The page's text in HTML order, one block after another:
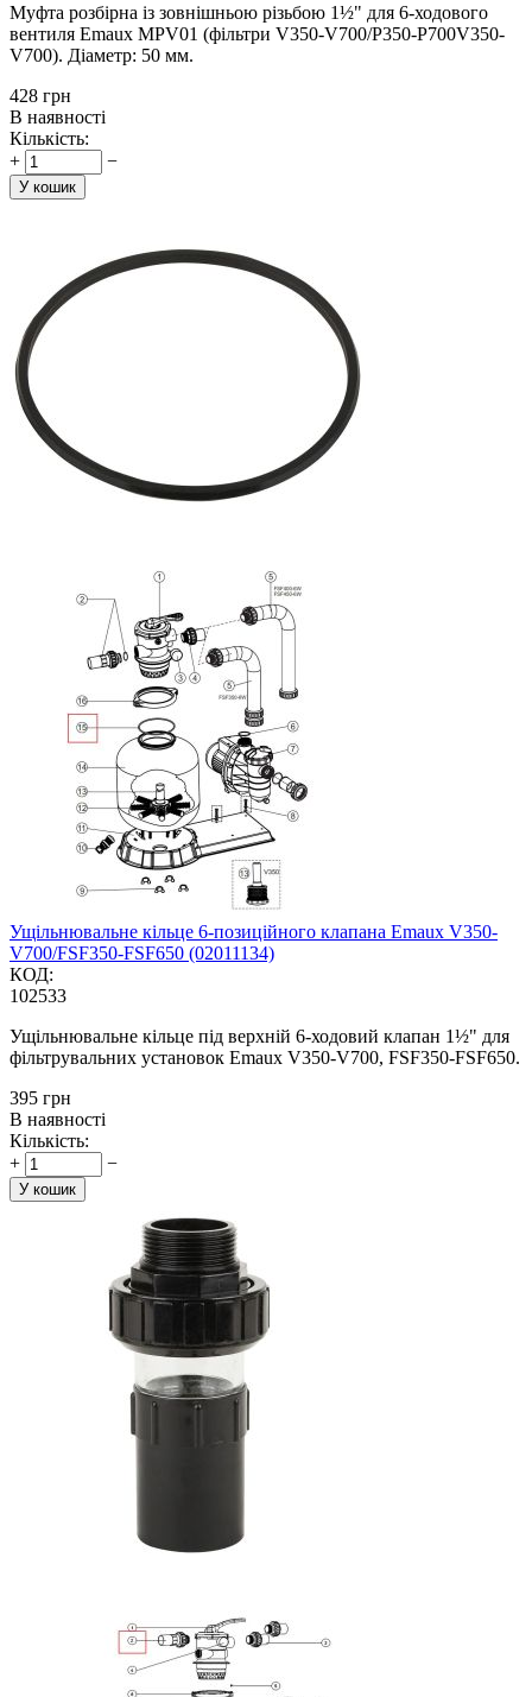
Муфта розбірна із зовнішньою різьбою 1½" для 6-ходового
вентиля Emaux MPV01 (фільтри V350-V700/P350-P700V350-
V700). Діаметр: 50 мм.
‍428‍ грн
В наявності
Кількість:
+
−
У кошик
Ущільнювальне кільце 6-позиційного клапана Emaux V350-
V700/FSF350-FSF650 (02011134)
КОД:
102533
Ущільнювальне кільце під верхній 6-ходовий клапан 1½" для
фільтрувальних установок Emaux V350-V700, FSF350-FSF650.
‍395‍ грн
В наявності
Кількість:
+
−
У кошик